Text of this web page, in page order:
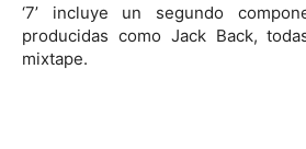
‘7’ incluye un segundo
producidas como Jack Back,
mixtape.